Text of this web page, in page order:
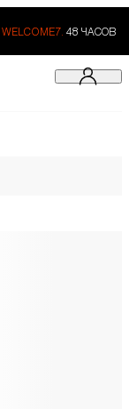
WELCOME7. 48 ЧАСОВ